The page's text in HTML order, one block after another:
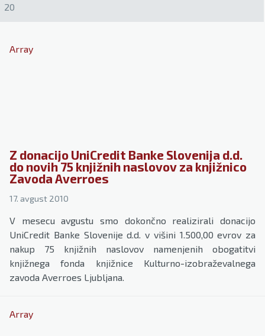
20
Array
Z donacijo UniCredit Banke Slovenija d.d.
do novih 75 knjižnih naslovov za knjižnico
Zavoda Averroes
17. avgust 2010
V mesecu avgustu smo dokončno realizirali donacijo
UniCredit Banke Slovenije d.d. v višini 1.500,00 evrov za
nakup 75 knjižnih naslovov namenjenih obogatitvi
knjižnega fonda knjižnice Kulturno-izobraževalnega
zavoda Averroes Ljubljana.
Array